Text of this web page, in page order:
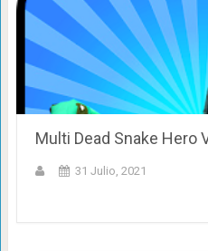
Multi Dead Snake Hero
31 Julio, 2021